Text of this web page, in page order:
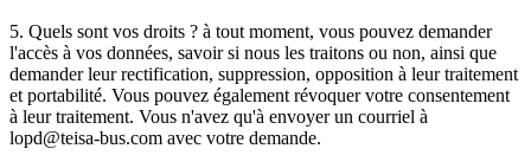
5. Quels sont vos droits ? à tout moment, vous pouvez demander
l'accès à vos données, savoir si nous les traitons ou non, ainsi que
demander leur rectification, suppression, opposition à leur traitement
et portabilité. Vous pouvez également révoquer votre consentement
à leur traitement. Vous n'avez qu'à envoyer un courriel à
lopd@teisa-bus.com avec votre demande.